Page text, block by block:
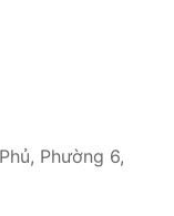
Phường 6,